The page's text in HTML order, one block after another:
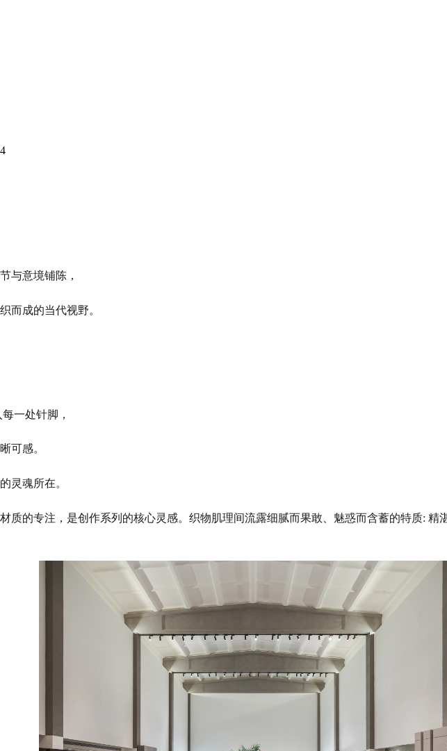
与意境铺陈，
而成的当代视野。
一处针脚，
可感。
灵魂所在。
质的专注，是创作系列的核心灵感。织物肌理间流露细腻而果敢、魅惑而含蓄的特质: 精